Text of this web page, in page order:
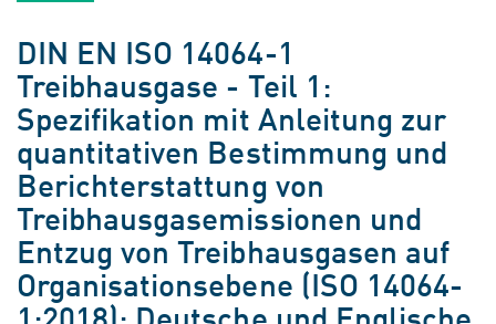
DIN EN ISO 14064-1
Treibhausgase - Teil 1:
Spezifikation mit Anleitung zur
quantitativen Bestimmung und
Berichterstattung von
Treibhausgasemissionen und
Entzug von Treibhausgasen auf
Organisationsebene (ISO 14064-